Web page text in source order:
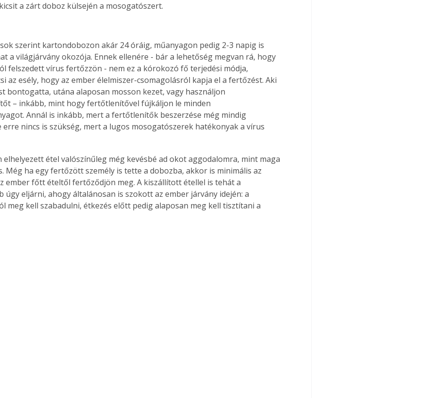
élve
az
a zárt doboz külsején a mosogatószert.
szerint kartondobozon akár 24 óráig, műanyagon pedig 2-3 napig is
a világjárvány okozója. Ennek ellenére - bár a lehetőség megvan rá, hogy
felszedett vírus fertőzzön - nem ez a kórokozó fő terjedési módja,
az esély, hogy az ember élelmiszer-csomagolásról kapja el a fertőzést. Aki
bontogatta, utána alaposan mosson kezet, vagy használjon
– inkább, mint hogy fertőtlenítővel fújkáljon le minden
Annál is inkább, mert a fertőtlenítők beszerzése még mindig
erre nincs is szükség, mert a lugos mosogatószerek hatékonyak a vírus
elhelyezett étel valószínűleg még kevésbé ad okot aggodalomra, mint maga
Még ha egy fertőzött személy is tette a dobozba, akkor is minimális az
ember főtt ételtől fertőződjön meg. A kiszállított étellel is tehát a
úgy eljárni, ahogy általánosan is szokott az ember járvány idején: a
meg kell szabadulni, étkezés előtt pedig alaposan meg kell tisztítani a